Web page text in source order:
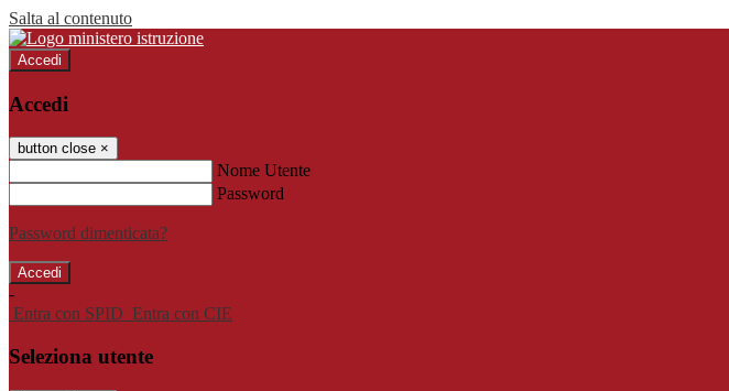
Salta al contenuto
Accedi
Accedi
button close ×
Nome Utente
Password
Password dimenticata?
-
Entra con SPID Entra con CIE
Seleziona utente